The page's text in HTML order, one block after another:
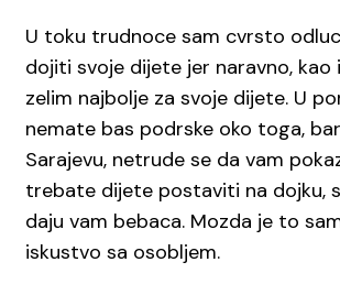
U toku trudnoce sam cvrsto
dojiti svoje dijete jer naravno, kao
zelim najbolje za svoje dijete. U
nemate bas podrske oko toga,
Sarajevu, netrude se da vam
trebate dijete postaviti na dojku,
daju vam bebaca. Mozda je to
iskustvo sa osobljem.